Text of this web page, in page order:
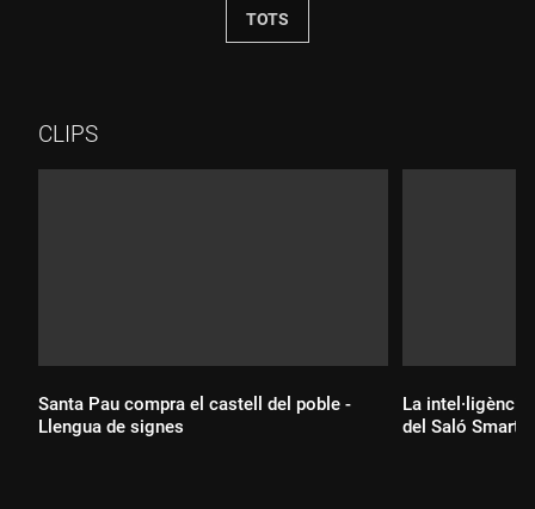
TOTS
CLIPS
Santa Pau compra el castell del poble -
Llengua de signes
La
del Saló Smart